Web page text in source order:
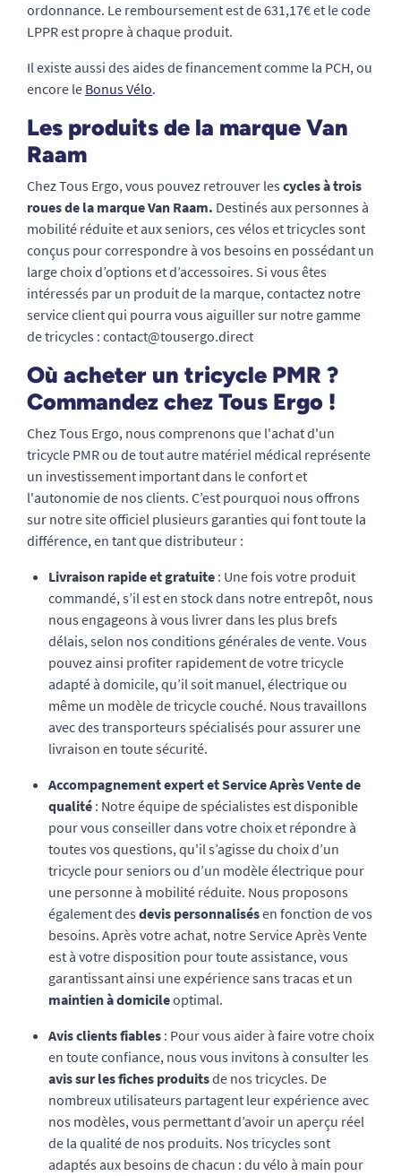
ordonnance. Le remboursement est de 631,17€ et le code
LPPR est propre à chaque produit.
Il existe aussi des aides de financement comme la PCH, ou
encore le Bonus Vélo.
Les produits de la marque Van
Raam
Chez Tous Ergo, vous pouvez retrouver les cycles à trois
roues de la marque Van Raam. Destinés aux personnes à
mobilité réduite et aux seniors, ces vélos et tricycles sont
conçus pour correspondre à vos besoins en possédant un
large choix d’options et d’accessoires. Si vous êtes
intéressés par un produit de la marque, contactez notre
service client qui pourra vous aiguiller sur notre gamme
de tricycles : contact@tousergo.direct
Où acheter un tricycle PMR ?
Commandez chez Tous Ergo !
Chez Tous Ergo, nous comprenons que l'achat d'un
tricycle PMR ou de tout autre matériel médical représente
un investissement important dans le confort et
l'autonomie de nos clients. C’est pourquoi nous offrons
sur notre site officiel plusieurs garanties qui font toute la
différence, en tant que distributeur :
Livraison rapide et gratuite : Une fois votre produit
commandé, s’il est en stock dans notre entrepôt, nous
nous engageons à vous livrer dans les plus brefs
délais, selon nos conditions générales de vente. Vous
pouvez ainsi profiter rapidement de votre tricycle
adapté à domicile, qu’il soit manuel, électrique ou
même un modèle de tricycle couché. Nous travaillons
avec des transporteurs spécialisés pour assurer une
livraison en toute sécurité.
Accompagnement expert et Service Après Vente de
qualité : Notre équipe de spécialistes est disponible
pour vous conseiller dans votre choix et répondre à
toutes vos questions, qu'il s’agisse du choix d’un
tricycle pour seniors ou d’un modèle électrique pour
une personne à mobilité réduite. Nous proposons
également des devis personnalisésen fonction de vos
besoins. Après votre achat, notre Service Après Vente
est à votre disposition pour toute assistance, vous
garantissant ainsi une expérience sans tracas et un
maintien à domicileoptimal.
Avis clients fiables : Pour vous aider à faire votre choix
en toute confiance, nous vous invitons à consulter les
avis sur les fiches produitsde nos tricycles. De
nombreux utilisateurs partagent leur expérience avec
nos modèles, vous permettant d’avoir un aperçu réel
de la qualité de nos produits. Nos tricycles sont
adaptés aux besoins de chacun : du vélo à main pour